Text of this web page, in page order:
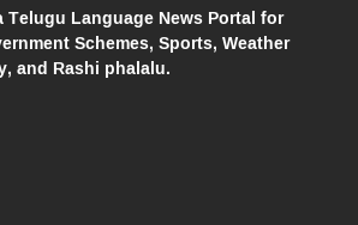
Language News Portal for
Schemes, Sports, Weather
and Rashi phalalu.